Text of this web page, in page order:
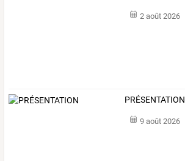
2 août 2026
PRÉSENTATION
9 août 2026